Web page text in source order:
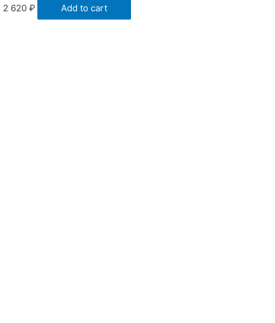
2 620 ₽ Add to cart